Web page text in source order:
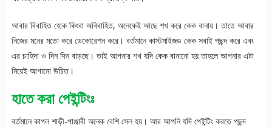
আবার বিবাহিত হোক কিংবা অবিবাহিত, অনেকেই আছে শখ করে কেক বানায়। তাতে আবার
নিজের মনের মতো করে ডেকোরেশন করে। বর্তমানে কাস্টমাইজড কেক সবাই পছন্দ করে এবং
এর চাহিদা ও দিন দিন বাড়ছে। তাই আপনার শখ যদি কেক বানানো হয় তাহলে আপনার এটা
নিয়েই আগানো উচিত।
হাতে করা পেইন্টিংঃ
বর্তমানে কাপল শাড়ী-পাঞ্জাবী অনেক বেশি সেল হয়। আর আপনি যদি পেইন্টিং করতে পছন্দ